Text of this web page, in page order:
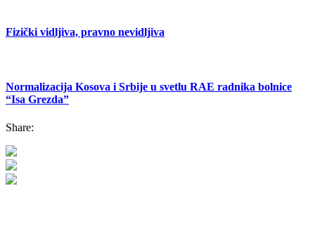
Fizički vidljiva, pravno nevidljiva
Normalizacija Kosova i Srbije u svetlu RAE radnika bolnice
“Isa Grezda”
Share: